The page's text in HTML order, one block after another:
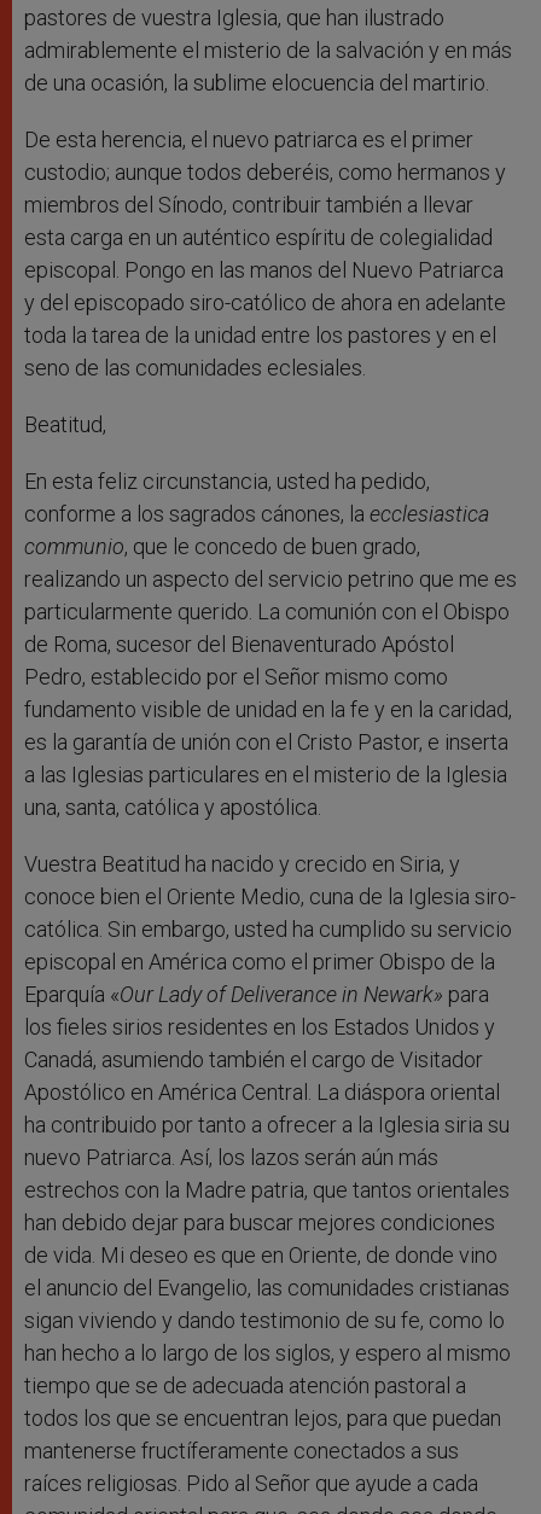
pastores de vuestra Iglesia, que han ilustrado
admirablemente el misterio de la salvación y en más
de una ocasión, la sublime elocuencia del martirio.
De esta herencia, el nuevo patriarca es el primer
custodio; aunque todos deberéis, como hermanos y
miembros del Sínodo, contribuir también a llevar
esta carga en un auténtico espíritu de colegialidad
episcopal. Pongo en las manos del Nuevo Patriarca
y del episcopado siro-católico de ahora en adelante
toda la tarea de la unidad entre los pastores y en el
seno de las comunidades eclesiales.
Beatitud,
En esta feliz circunstancia, usted ha pedido,
conforme a los sagrados cánones, la ecclesiastica
communio, que le concedo de buen grado,
realizando un aspecto del servicio petrino que me es
particularmente querido. La comunión con el Obispo
de Roma, sucesor del Bienaventurado Apóstol
Pedro, establecido por el Señor mismo como
fundamento visible de unidad en la fe y en la caridad,
es la garantía de unión con el Cristo Pastor, e inserta
a las Iglesias particulares en el misterio de la Iglesia
una, santa, católica y apostólica.
Vuestra Beatitud ha nacido y crecido en Siria, y
conoce bien el Oriente Medio, cuna de la Iglesia siro-
católica. Sin embargo, usted ha cumplido su servicio
episcopal en América como el primer Obispo de la
Eparquía «Our Lady of Deliverance in Newark» para
los fieles sirios residentes en los Estados Unidos y
Canadá, asumiendo también el cargo de Visitador
Apostólico en América Central. La diáspora oriental
ha contribuido por tanto a ofrecer a la Iglesia siria su
nuevo Patriarca. Así, los lazos serán aún más
estrechos con la Madre patria, que tantos orientales
han debido dejar para buscar mejores condiciones
de vida. Mi deseo es que en Oriente, de donde vino
el anuncio del Evangelio, las comunidades cristianas
sigan viviendo y dando testimonio de su fe, como lo
han hecho a lo largo de los siglos, y espero al mismo
tiempo que se de adecuada atención pastoral a
todos los que se encuentran lejos, para que puedan
mantenerse fructíferamente conectados a sus
raíces religiosas. Pido al Señor que ayude a cada